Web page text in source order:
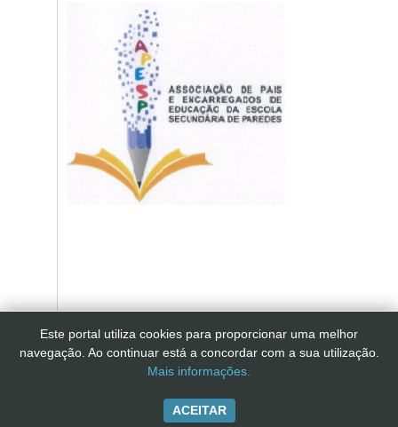
Este portal utiliza cookies para proporcionar uma melhor
navegação. Ao continuar está a concordar com a sua utilização.
Mais informações.
ACEITAR